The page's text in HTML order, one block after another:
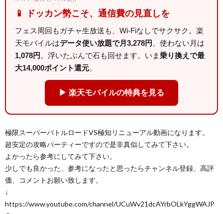
📱 ドッカン勢こそ、通信費の見直しを
フェス周回もガチャ生放送も、Wi-Fiなしでサクサク。楽
天モバイルはデータ使い放題で月3,278円
、使わない月は
1,078円 。浮いたぶんで石も回せます。いま乗り換えで最
大14,000ポイント還元。
▶ 楽天モバイルの特典を見る
極限スーパーバトルロードVS極知リニューアル動画になります。
超安定の攻略パーティーですので是非真似してみて下さい。
よかったら参考にしてみて下さい。
少しでも良かった、参考になったと思ったらチャンネル登録、高評
価、コメントお願い致します。
↓
https://www.youtube.com/channel/UCuWv21dcAYrbOLkYggWAJP